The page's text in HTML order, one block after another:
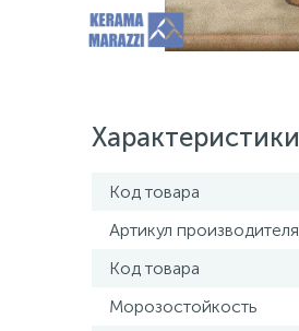
Характеристики
Код товара
Артикул производителя
Код товара
Морозостойкость